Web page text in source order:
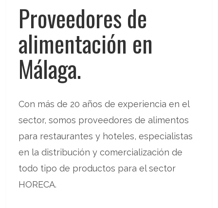
Proveedores de
alimentación en
Málaga.
Con más de 20 años de experiencia en el
sector, somos proveedores de alimentos
para restaurantes y hoteles, especialistas
en la distribución y comercialización de
todo tipo de productos para el sector
HORECA.